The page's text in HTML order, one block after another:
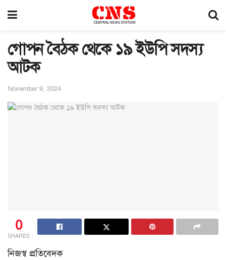
গোপন বৈঠক থেকে ১৯ ইউপি সদস্য
আটক
November 9, 2024
0
SHARES
নিজস্ব প্রতিবেদক